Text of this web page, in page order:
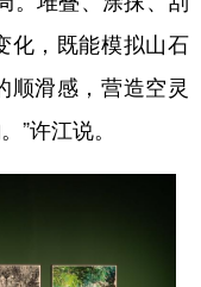
化，既能模拟山石
顺滑感，营造空灵
”许江说。